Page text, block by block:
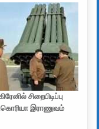
சிறைபிடிப்பு
இராணுவம்